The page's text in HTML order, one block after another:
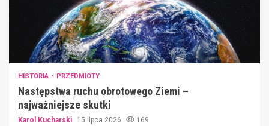
HISTORIA PRZEDMIOTY
Następstwa ruchu obrotowego Ziemi –
najważniejsze skutki
Karol Kucharski 15 lipca 2026 169